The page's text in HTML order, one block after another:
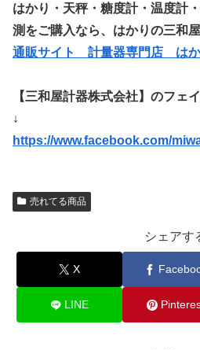
はかり・天秤・糖度計・温度計
測をご購入なら、はかりの三和屋
通販サイト 計量器専門店 はか
【三和屋計器株式会社】のフェ
↓
https://www.facebook.com/
売れてる商品
シェアす
X
LINE